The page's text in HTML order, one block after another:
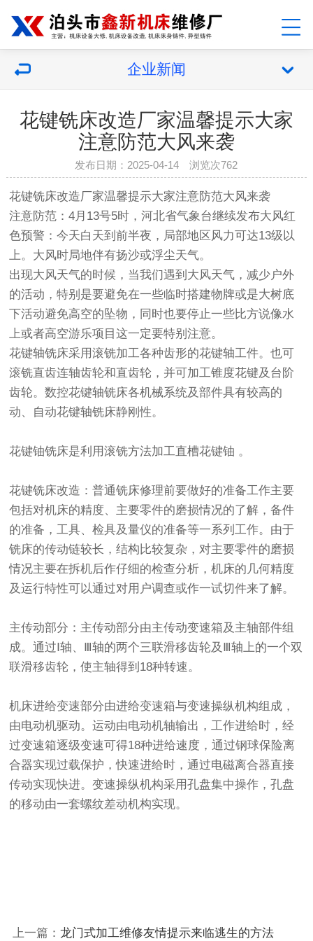
企业新闻
花键铣床改造厂家温馨提示大家
注意防范大风来袭
发布日期：2025-04-14 浏览次762
花键铣床改造厂家温馨提示大家注意防范大风来袭
注意防范：4月13号5时，河北省气象台继续发布大风红
色预警：今天白天到前半夜，局部地区风力可达13级以
上。大风时局地伴有扬沙或浮尘天气。
出现大风天气的时候，当我们遇到大风天气，减少户外
的活动，特别是要避免在一些临时搭建物牌或是大树底
下活动避免高空的坠物，同时也要停止一些比方说像水
上或者高空游乐项目这一定要特别注意。
花键轴铣床采用滚铣加工各种齿形的花键轴工件。也可
滚铣直齿连轴齿轮和直齿轮，并可加工锥度花键及台阶
齿轮。数控花键轴铣床各机械系统及部件具有较高的
动、自动花键轴铣床静刚性。
花键铀铣床是利用滚铣方法加工直槽花键铀 。
花键铣床改造：普通铣床修理前要做好的准备工作主要
包括对机床的精度、主要零件的磨损情况的了解，备件
的准备，工具、检具及量仪的准备等一系列工作。由于
铣床的传动链较长，结构比较复杂，对主要零件的磨损
情况主要在拆机后作仔细的检查分析，机床的几何精度
及运行特性可以通过对用户调查或作一试切件来了解。
主传动部分：主传动部分由主传动变速箱及主轴部件组
成。通过Ⅰ轴、Ⅲ轴的两个三联滑移齿轮及Ⅲ轴上的一个双
联滑移齿轮，使主轴得到18种转速。
机床进给变速部分由进给变速箱与变速操纵机构组成，
由电动机驱动。运动由电动机轴输出，工作进给时，经
过变速箱逐级变速可得18种进给速度，通过钢球保险离
合器实现过载保护，快速进给时，通过电磁离合器直接
传动实现快进。变速操纵机构采用孔盘集中操作，孔盘
的移动由一套螺纹差动机构实现。
上一篇： 龙门式加工维修友情提示来临逃生的方法